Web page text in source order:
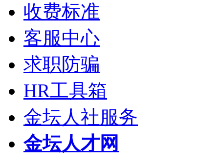
收费标准
客服中心
求职防骗
HR工具箱
金坛人社服务
金坛人才网